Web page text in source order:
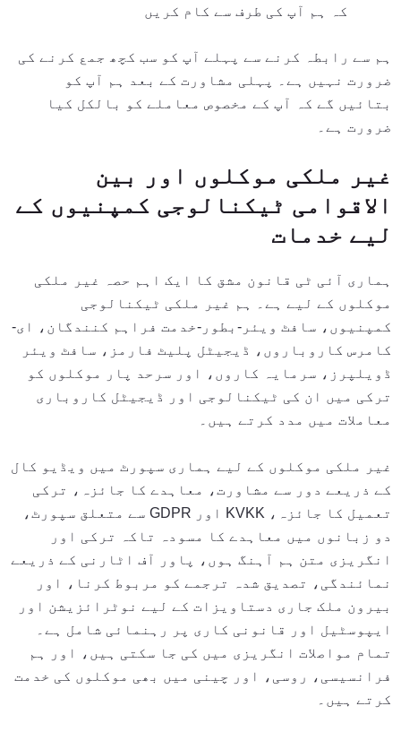
کہ ہم آپ کی طرف سے کام کریں
ہم سے رابطہ کرنے سے پہلے آپ کو سب کچھ جمع کرنے کی
ضرورت نہیں ہے۔ پہلی مشاورت کے بعد ہم آپ کو
بتائیں گے کہ آپ کے مخصوص معاملے کو بالکل کیا
ضرورت ہے۔
غیر ملکی موکلوں اور بین
الاقوامی ٹیکنالوجی کمپنیوں کے
لیے خدمات
ہماری آئی ٹی قانون مشق کا ایک اہم حصہ غیر ملکی
موکلوں کے لیے ہے۔ ہم غیر ملکی ٹیکنالوجی
کمپنیوں، سافٹ ویئر-بطور-خدمت فراہم کنندگان، ای-
کامرس کاروباروں، ڈیجیٹل پلیٹ فارمز، سافٹ ویئر
ڈویلپرز، سرمایہ کاروں، اور سرحد پار موکلوں کو
ترکی میں ان کی ٹیکنالوجی اور ڈیجیٹل کاروباری
معاملات میں مدد کرتے ہیں۔
غیر ملکی موکلوں کے لیے ہماری سپورٹ میں ویڈیو کال
کے ذریعے دور سے مشاورت، معاہدے کا جائزہ، ترکی
تعمیل کا جائزہ، KVKK اور GDPR سے متعلق سپورٹ،
دو زبانوں میں معاہدے کا مسودہ تاکہ ترکی اور
انگریزی متن ہم آہنگ ہوں، پاور آف اٹارنی کے ذریعے
نمائندگی، تصدیق شدہ ترجمے کو مربوط کرنا، اور
بیرون ملک جاری دستاویزات کے لیے نوٹرائزیشن اور
ایپوسٹیل اور قانونی کاری پر رہنمائی شامل ہے۔
تمام مواصلات انگریزی میں کی جا سکتی ہیں، اور ہم
فرانسیسی، روسی، اور چینی میں بھی موکلوں کی خدمت
کرتے ہیں۔